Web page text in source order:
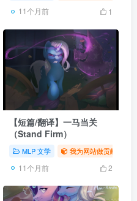
11个月前 1
# 同人 # 翻译 # MLP
【短篇/翻译】一马当关
（Stand Firm）
MLP 文学 我为网站做贡献
11个月前 2